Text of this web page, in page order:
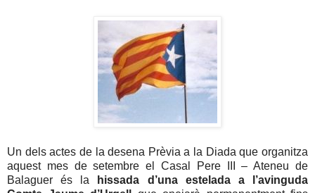
Un dels actes de la desena Prèvia a la Diada que organitza
aquest mes de setembre el Casal Pere III – Ateneu de
Balaguer és la
hissada d’una estelada a l’avinguda